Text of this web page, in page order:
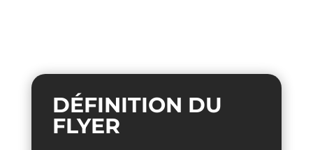
DÉFINITION DU
FLYER